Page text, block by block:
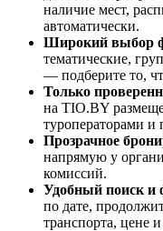
наличие мест,
автоматически.
Широкий выбор
тематические,
— подберите то,
Только
на TIO.BY
туроператорами
Прозрачное
напрямую у
комиссий.
Удобный поиск и
по дате,
транспорта, цене